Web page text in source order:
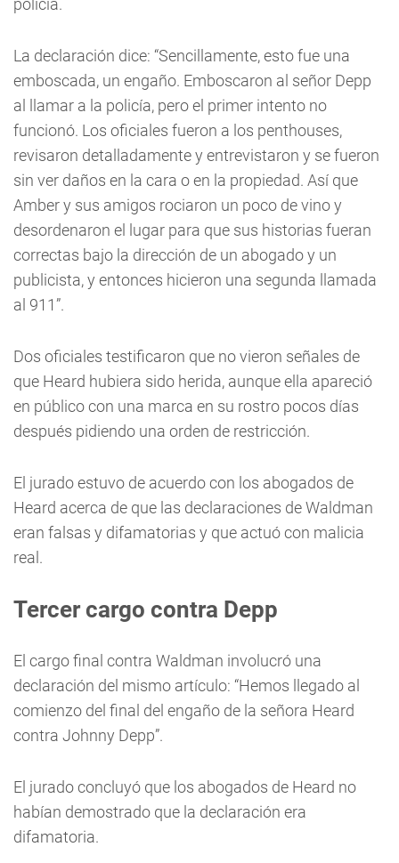
La declaración dice: “Sencillamente, esto fue una
emboscada, un engaño. Emboscaron al señor Depp
al llamar a la policía, pero el primer intento no
funcionó. Los oficiales fueron a los penthouses,
revisaron detalladamente y entrevistaron y se fueron
sin ver daños en la cara o en la propiedad. Así que
Amber y sus amigos rociaron un poco de vino y
desordenaron el lugar para que sus historias fueran
correctas bajo la dirección de un abogado y un
publicista, y entonces hicieron una segunda llamada
al 911”.
Dos oficiales testificaron que no vieron señales de
que Heard hubiera sido herida, aunque ella apareció
en público con una marca en su rostro pocos días
después pidiendo una orden de restricción.
El jurado estuvo de acuerdo con los abogados de
Heard acerca de que las declaraciones de Waldman
eran falsas y difamatorias y que actuó con malicia
real.
Tercer cargo contra Depp
El cargo final contra Waldman involucró una
declaración del mismo artículo: “Hemos llegado al
comienzo del final del engaño de la señora Heard
contra Johnny Depp”.
El jurado concluyó que los abogados de Heard no
habían demostrado que la declaración era
difamatoria.